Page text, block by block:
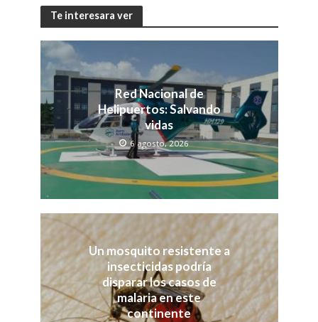
Te interesara ver
Red Nacional de
Helipuertos: Salvando
vidas
6 agosto, 2026
Un mosquito resistente a
insecticidas podría
disparar los casos de
malaria en este
continente